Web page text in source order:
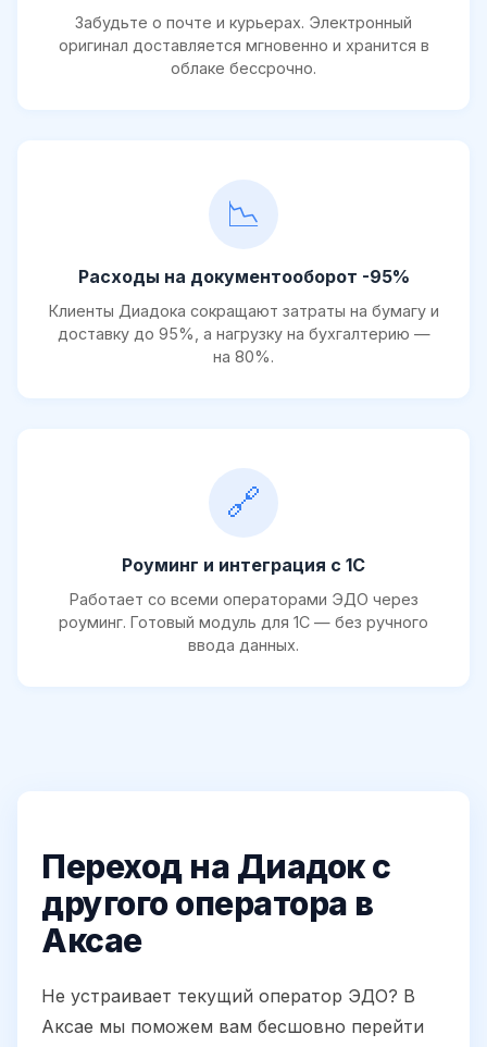
Забудьте о почте и курьерах. Электронный
оригинал доставляется мгновенно и хранится в
облаке бессрочно.
📉
Расходы на документооборот -95%
Клиенты Диадока сокращают затраты на бумагу и
доставку до 95%, а нагрузку на бухгалтерию —
на 80%.
🔗
Роуминг и интеграция с 1С
Работает со всеми операторами ЭДО через
роуминг. Готовый модуль для 1С — без ручного
ввода данных.
Переход на Диадок с
другого оператора в
Аксае
Не устраивает текущий оператор ЭДО? В
Аксае мы поможем вам бесшовно перейти